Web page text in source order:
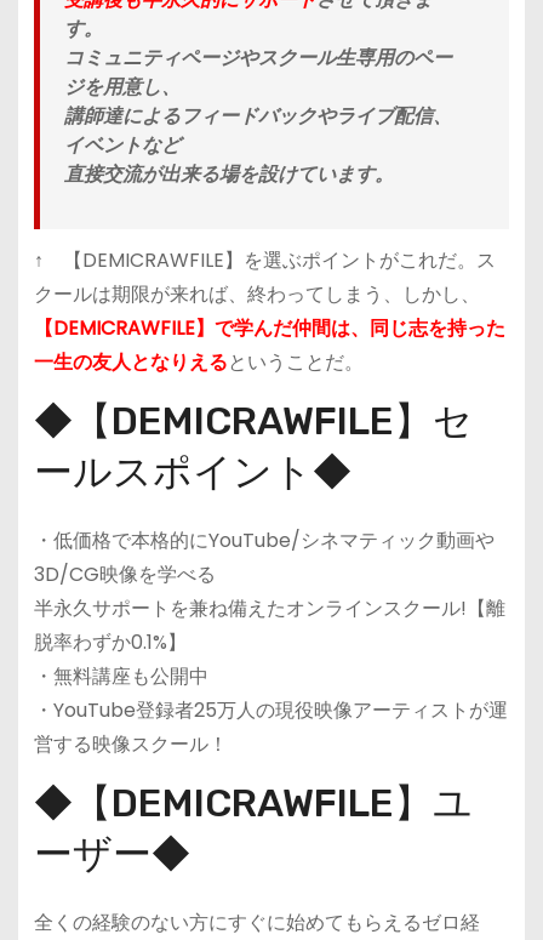
す。
コミュニティページやスクール生専用のペー
ジを用意し、
講師達によるフィードバックやライブ配信、
イベントなど
直接交流が出来る場を設けています。
↑ 【DEMICRAWFILE】を選ぶポイントがこれだ。ス
クールは期限が来れば、終わってしまう、しかし、
【DEMICRAWFILE】で学んだ仲間は、同じ志を持った
一生の友人となりえるということだ。
◆【DEMICRAWFILE】セ
ールスポイント◆
・低価格で本格的にYouTube/シネマティック動画や
3D/CG映像を学べる
半永久サポートを兼ね備えたオンラインスクール!【離
脱率わずか0.1%】
・無料講座も公開中
・YouTube登録者25万人の現役映像アーティストが運
営する映像スクール！
◆【DEMICRAWFILE】ユ
ーザー◆
全くの経験のない方にすぐに始めてもらえるゼロ経